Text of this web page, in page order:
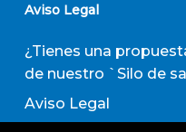
Aviso Legal
¿Tienes una
de nuestro `Silo de
Aviso Legal